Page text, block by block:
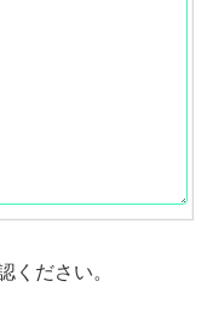
ください。